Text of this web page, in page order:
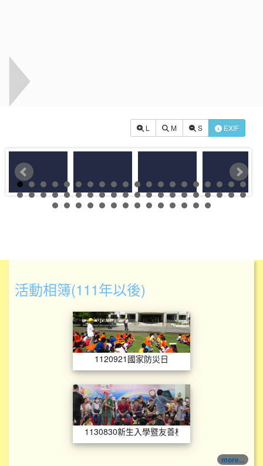
L M S EXIF
活動相簿(111年以後)
1120921國家防災日
1120921國家防災日
1130830新生入學
1130830新生入學暨友善校園
more...